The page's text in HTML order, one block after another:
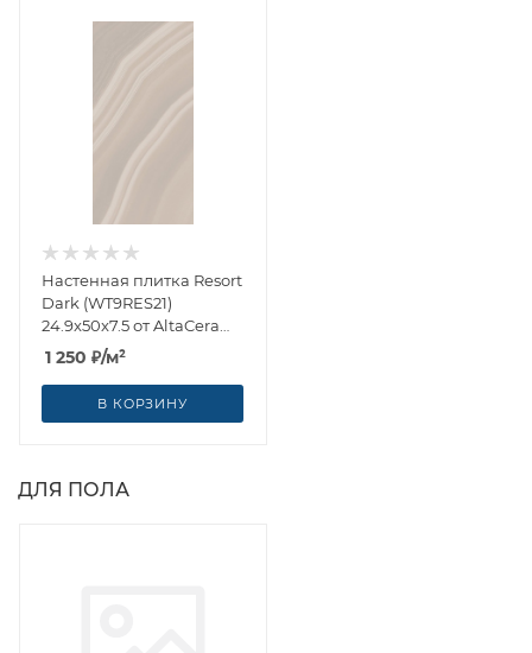
Настенная плитка Resort
Dark (WT9RES21)
24.9x50x7.5 от AltaCera
(Россия)
1 250 ₽/м²
В КОРЗИНУ
ДЛЯ ПОЛА